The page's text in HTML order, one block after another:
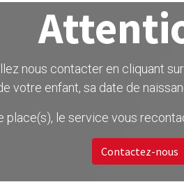
nous contacter en cliquant
votre enfant, sa date de
place(s), le service vous
Contactez-nous